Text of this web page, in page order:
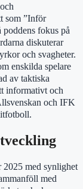
som ”Inför
fokus på
diskuterar
och svagheter.
enskilda spelare
av taktiska
informativt och
och IFK
2025 med synlighet
med